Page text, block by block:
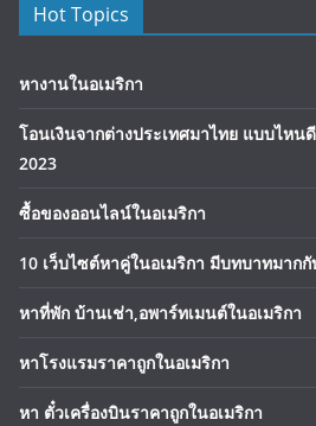
Hot Topics
หางานในอเมริกา
โอนเงินจากต่างประเทศมาไทย แบบไหน
2023
ซื้อของออนไลน์ในอเมริกา
10 เว็บไซต์หาคู่ในอเมริกา มีบทบาทมาก
หาที่พัก บ้านเช่า,อพาร์ทเมนต์ในอเมริกา
หาโรงแรมราคาถูกในอเมริกา
หา ตั๋วเครื่องบินราคาถูกในอเมริกา